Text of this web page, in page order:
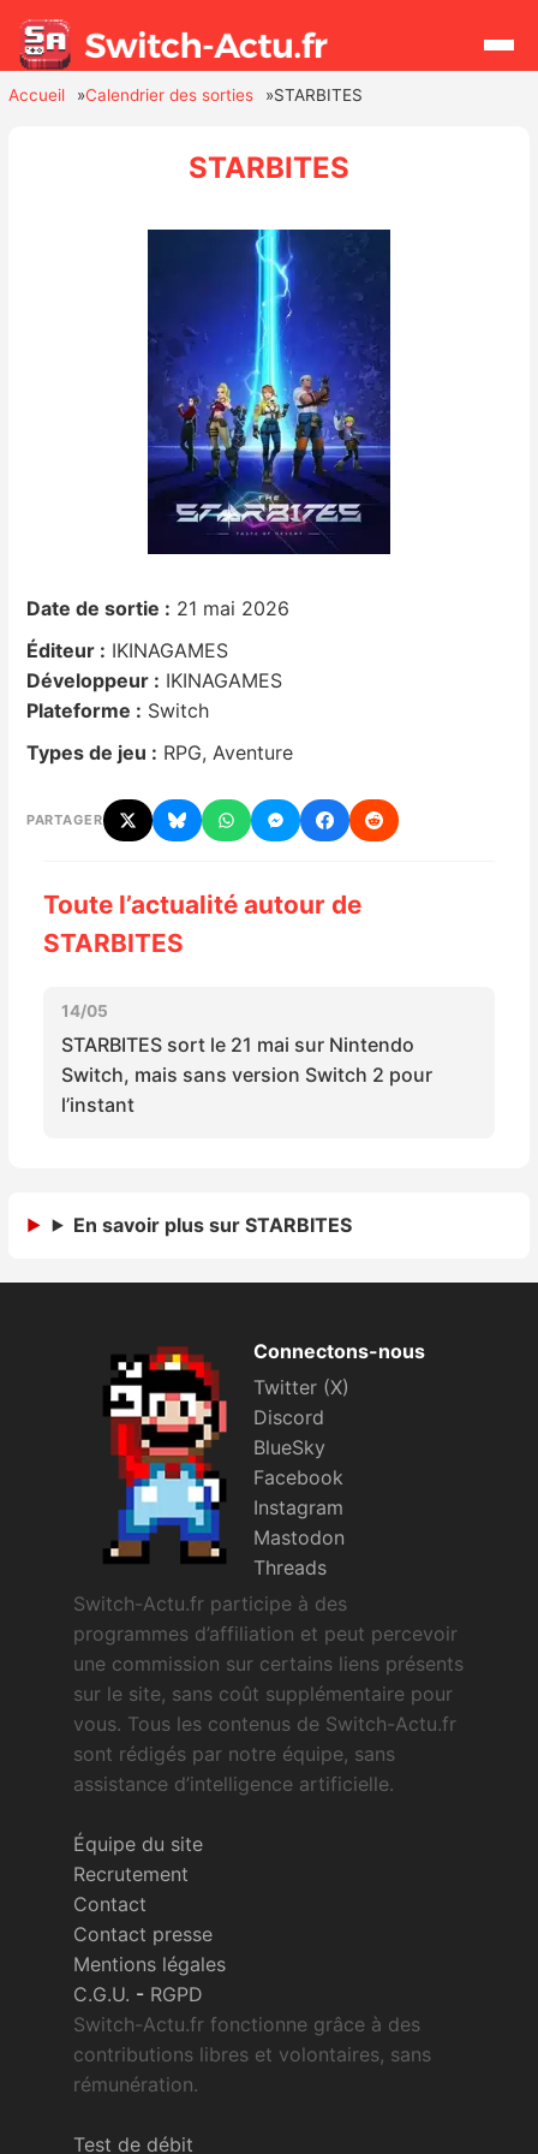
Hardware
Mises à jour
Chiffres de ventes
Tests et previews
Tests de jeux
Autres tests
Previews
Précommandes jeux Switch 2
Sorties de jeux
Accueil Calendrier des sorties STARBITES
STARBITES
Date de sortie : 21 mai 2026
Éditeur : IKINAGAMES
Développeur : IKINAGAMES
Plateforme : Switch
Types de jeu : RPG, Aventure
PARTAGER
Toute l’actualité autour de
STARBITES
14/05
STARBITES sort le 21 mai sur Nintendo
Switch, mais sans version Switch 2 pour
l’instant
En savoir plus sur STARBITES
Connectons-nous
Twitter (X)
Discord
BlueSky
Facebook
Instagram
Mastodon
Threads
Switch-Actu.fr participe à des
programmes d’affiliation et peut percevoir
une commission sur certains liens présents
sur le site, sans coût supplémentaire pour
vous. Tous les contenus de Switch-Actu.fr
sont rédigés par notre équipe, sans
assistance d’intelligence artificielle.
Équipe du site
Recrutement
Contact
Contact presse
Mentions légales
C.G.U. - RGPD
Switch-Actu.fr fonctionne grâce à des
contributions libres et volontaires, sans
rémunération.
Test de débit